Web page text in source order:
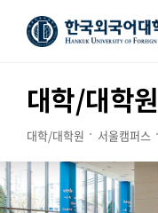
대학/대학원
대학/대학원 서울캠퍼스